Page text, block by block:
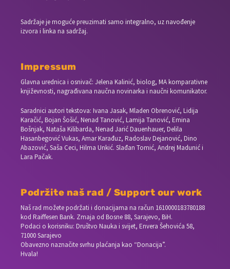
Sadržaje je moguće preuzimati samo integralno, uz navođenje
izvora i linka na sadržaj.
Impressum
Glavna urednica i osnivač: Jelena Kalinić, biolog, MA komparativne
književnosti, nagrađivana naučna novinarka i naučni komunikator.
Saradnici autori tekstova: Ivana Jasak, Mladen Obrenović, Lidija
Karačić, Bojan Šošić, Nenad Tanović, Lamija Tanović, Emina
Bošnjak, Nataša Kilibarda, Nenad Jarić Dauenhauer, Delila
Hasanbegović Vukas, Amar Karađuz, Radoslav Dejanović, Dino
Abazović, Saša Ceci, Hilma Unkić. Slađan Tomić, Andrej Madunić i
Lara Pačak.
Podržite naš rad / Support our work
Naš rad možete podržati i donacijama na račun 1610000183780188
kod Raiffesen Bank. Zmaja od Bosne 88, Sarajevo, BiH.
Podaci o korisniku: Društvo Nauka i svijet, Envera Šehovića 58,
71000 Sarajevo
Obavezno naznačite svrhu plaćanja kao “Donacija”.
Hvala!